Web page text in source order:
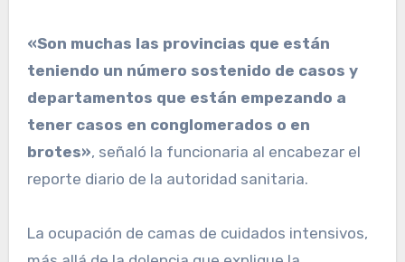
«Son muchas las provincias que están
teniendo un número sostenido de casos y
departamentos que están empezando a
tener casos en conglomerados o en
brotes», señaló la funcionaria al encabezar el
reporte diario de la autoridad sanitaria.
La ocupación de camas de cuidados intensivos,